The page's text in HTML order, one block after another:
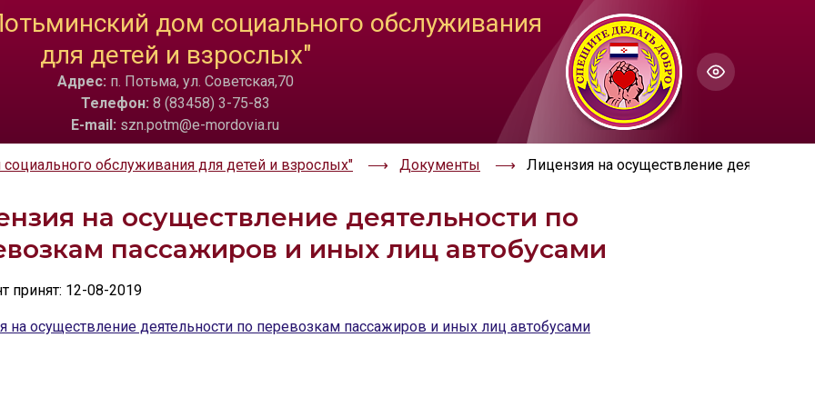
ИЗОБРАЖЕНИЯ
Скрыть Ч/б
ГОЛОС
Настройки по умолчанию
дом социального обслуживания
для детей и взрослых"
Адрес: п. Потьма, ул. Советская,70
Телефон: 8 (83458) 3-75-83
E-mail: szn.potm@e-mordovia.ru
обслуживания для детей и взрослых" Документы Лицензия на осуществление
на осуществление деятельности по
пассажиров и иных лиц автобусами
принят: 12-08-2019
на осуществление деятельности по перевозкам пассажиров и иных лиц автобусами